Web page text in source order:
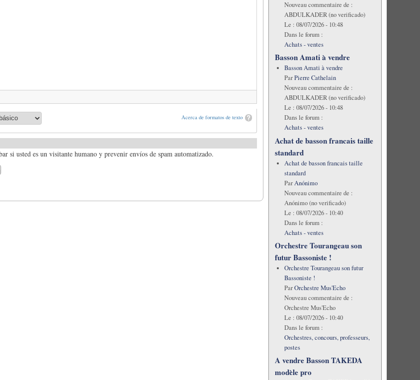
Acerca de formatos de texto
si usted es un visitante humano y prevenir envíos de spam automatizado.
Nouveau commentaire de :
ABDULKADER (no verificado)
Le : 08/07/2026 - 10:48
Dans le forum :
Achats - ventes
Basson Amati à vendre
Basson Amati à vendre
ParPierre Cathelain
Nouveau commentaire de :
ABDULKADER (no verificado)
Le : 08/07/2026 - 10:48
Dans le forum :
Achats - ventes
Achat de basson francais taille
standard
Achat de basson francais taille
standard
ParAnónimo
Nouveau commentaire de :
Anónimo (no verificado)
Le : 08/07/2026 - 10:40
Dans le forum :
Achats - ventes
Orchestre Tourangeau son
futur Bassoniste !
Orchestre Tourangeau son futur
Bassoniste !
ParOrchestre Mus'Echo
Nouveau commentaire de :
Orchestre Mus'Echo
Le : 08/07/2026 - 10:40
Dans le forum :
Orchestres, concours, professeurs,
postes
A vendre Basson TAKEDA
modèle pro